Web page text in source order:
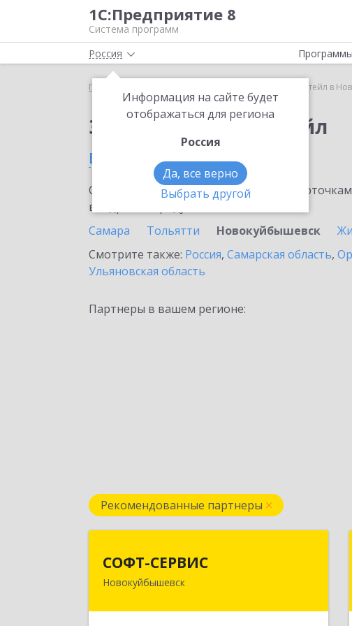
1С:Предприятие 8
Система программ
Россия
Информация на сайте будет
отображаться для региона
Россия
Да, все верно
Выбрать другой
Главная Старт Ритейл в
Заказать Старт Ритейл
в Новокуйбышевске
Ознакомьтесь с информационными
внедрение продукта.
Самара
Тольятти Новокуйбышевск
Смотрите также: Россия, Самарская область,
Ульяновская область
Партнеры в вашем регионе:
Рекомендованные партнеры
СОФТ-СЕРВИС
Новокуйбышевск